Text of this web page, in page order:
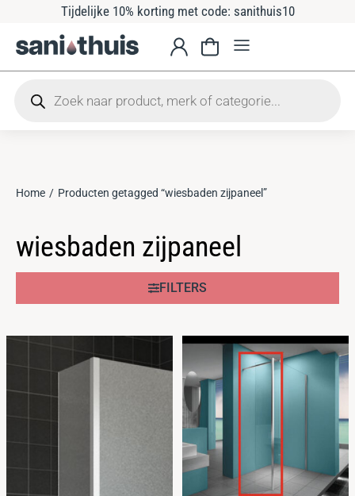
Tijdelijke 10% korting met code: sanithuis10
Je bent hier:
Home Producten getagged “wiesbaden zijpaneel”
wiesbaden zijpaneel
FILTERS